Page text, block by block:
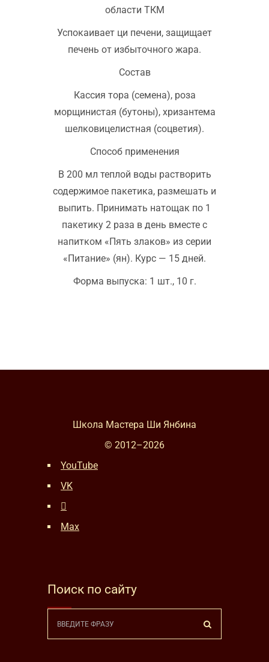
области ТКМ
Успокаивает ци печени, защищает
печень от избыточного жара.
Состав
Кассия тора (семена), роза
морщинистая (бутоны), хризантема
шелковицелистная (соцветия).
Способ применения
В 200 мл теплой воды растворить
содержимое пакетика, размешать и
выпить. Принимать натощак по 1
пакетику 2 раза в день вместе с
напитком «Пять злаков» из серии
«Питание» (ян). Курс — 15 дней.
Форма выпуска: 1 шт., 10 г.
Школа Мастера Ши Янбина
© 2012–2026
YouTube
VK
Max
Поиск по сайту